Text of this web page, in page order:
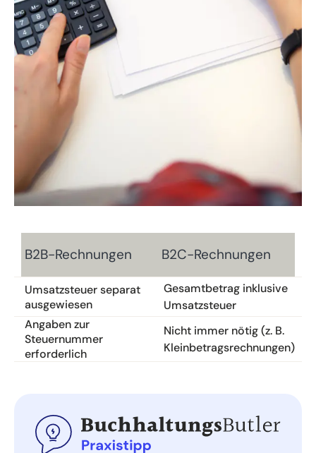
B2B-Rechnungen B2C-Rechnungen
Umsatzsteuer separat
ausgewiesen
Gesamtbetrag inklusive
Umsatzsteuer
Angaben zur
Steuernummer
erforderlich
Nicht immer nötig (z. B.
Kleinbetragsrechnungen)